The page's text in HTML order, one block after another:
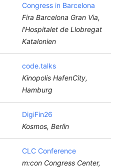
Congress in Barcelona
Fira Barcelona Gran Via,
l'Hospitalet de Llobregat
Katalonien
code.talks
Kinopolis HafenCity,
Hamburg
DigiFin26
Kosmos, Berlin
CLC Conference
m:con Congress Center,